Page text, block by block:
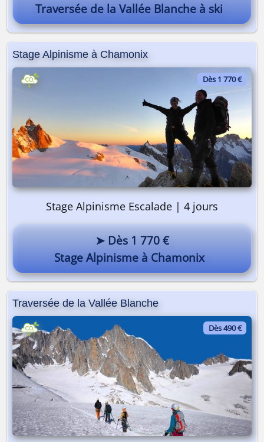
Traversée de la Vallée Blanche à ski
Stage Alpinisme à Chamonix
Dès 1 770 €
Stage Alpinisme Escalade | 4 jours
➤ Dès 1 770 €
Stage Alpinisme à Chamonix
Traversée de la Vallée Blanche
Dès 490 €